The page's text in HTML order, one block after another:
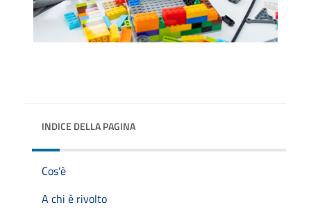
INDICE DELLA PAGINA
Cos'è
A chi è rivolto